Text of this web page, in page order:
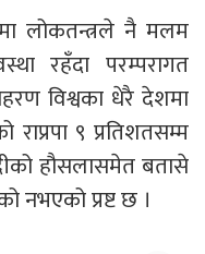
लोकतन्त्रले नै मलम
रहँदा परम्परागत
विश्वका धेरै देशमा
९ प्रतिशतसम्म
हौसलासमेत बतासे
नभएको प्रष्ट छ ।